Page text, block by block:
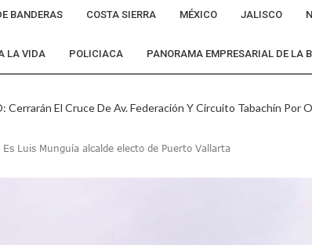
BANDERAS COSTA SIERRA MÉXICO JALISCO
LA VIDA POLICIACA PANORAMA EMPRESARIAL DE LA
Cerrarán El Cruce De Av. Federación Y Circuito Tabachín Por
Castro Visita La Comunidad Villa Rosa
Es Luis Munguía alcalde electo de Puerto Vallarta